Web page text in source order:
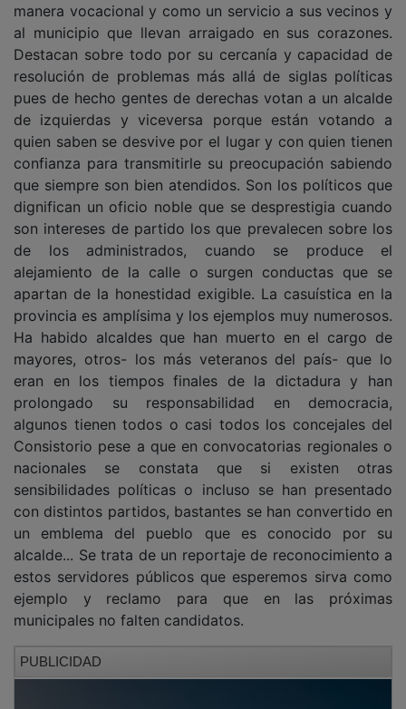
manera vocacional y como un servicio a sus vecinos y
al municipio que llevan arraigado en sus corazones.
Destacan sobre todo por su cercanía y capacidad de
resolución de problemas más allá de siglas políticas
pues de hecho gentes de derechas votan a un alcalde
de izquierdas y viceversa porque están votando a
quien saben se desvive por el lugar y con quien tienen
confianza para transmitirle su preocupación sabiendo
que siempre son bien atendidos. Son los políticos que
dignifican un oficio noble que se desprestigia cuando
son intereses de partido los que prevalecen sobre los
de los administrados, cuando se produce el
alejamiento de la calle o surgen conductas que se
apartan de la honestidad exigible. La casuística en la
provincia es amplísima y los ejemplos muy numerosos.
Ha habido alcaldes que han muerto en el cargo de
mayores, otros- los más veteranos del país- que lo
eran en los tiempos finales de la dictadura y han
prolongado su responsabilidad en democracia,
algunos tienen todos o casi todos los concejales del
Consistorio pese a que en convocatorias regionales o
nacionales se constata que si existen otras
sensibilidades políticas o incluso se han presentado
con distintos partidos, bastantes se han convertido en
un emblema del pueblo que es conocido por su
alcalde... Se trata de un reportaje de reconocimiento a
estos servidores públicos que esperemos sirva como
ejemplo y reclamo para que en las próximas
municipales no falten candidatos.
PUBLICIDAD